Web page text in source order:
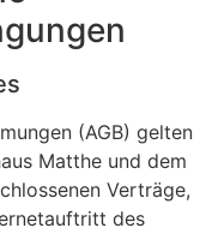
(AGB) gelten
Matthe und dem
Verträge,
des